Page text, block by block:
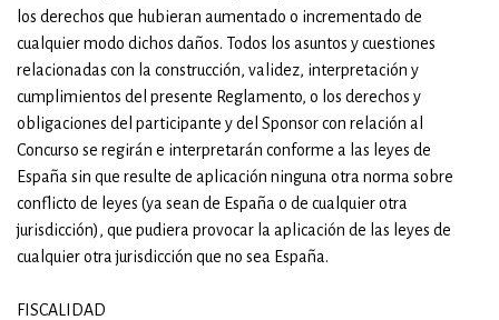
los derechos que hubieran aumentado o incrementado de
cualquier modo dichos daños. Todos los asuntos y cuestiones
relacionadas con la construcción, validez, interpretación y
cumplimientos del presente Reglamento, o los derechos y
obligaciones del participante y del Sponsor con relación al
Concurso se regirán e interpretarán conforme a las leyes de
España sin que resulte de aplicación ninguna otra norma sobre
conflicto de leyes (ya sean de España o de cualquier otra
jurisdicción), que pudiera provocar la aplicación de las leyes de
cualquier otra jurisdicción que no sea España.
FISCALIDAD